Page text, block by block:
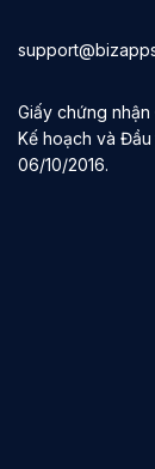
Giấy chứng
Kế hoạch và
06/10/2016.